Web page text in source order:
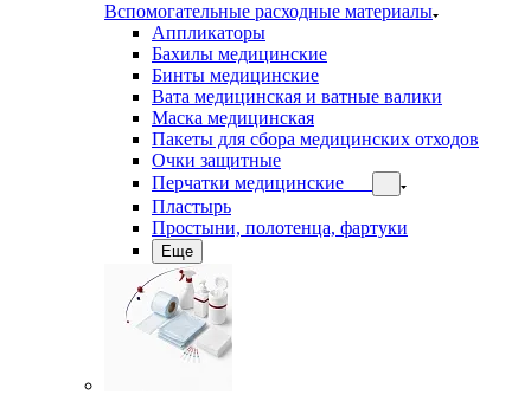
Вспомогательные расходные материалы
Аппликаторы
Бахилы медицинские
Бинты медицинские
Вата медицинская и ватные валики
Маска медицинская
Пакеты для сбора медицинских отходов
Очки защитные
Перчатки медицинские
Пластырь
Простыни, полотенца, фартуки
Еще